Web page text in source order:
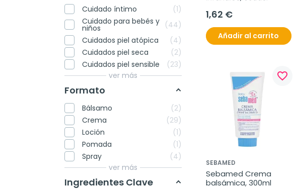
Cuidado íntimo
1
Cuidado para bebés y
niños
44
Cuidados piel atópica
4
Cuidados piel seca
2
Cuidados piel sensible
23
ver más
Formato
Bálsamo
2
Crema
29
Loción
1
Pomada
1
Spray
4
ver más
Ingredientes Clave
1,62 €
Añadir al carrito
favorite_border
SEBAMED
Sebamed Crema
balsámica, 300ml